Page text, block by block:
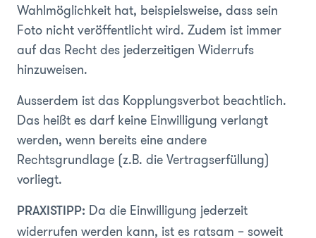
Wahlmöglichkeit hat, beispielsweise, dass sein
Foto nicht veröffentlicht wird. Zudem ist immer
auf das Recht des jederzeitigen Widerrufs
hinzuweisen.
Ausserdem ist das Kopplungsverbot beachtlich.
Das heißt es darf keine Einwilligung verlangt
werden, wenn bereits eine andere
Rechtsgrundlage (z.B. die Vertragserfüllung)
vorliegt.
PRAXISTIPP: Da die Einwilligung jederzeit
widerrufen werden kann, ist es ratsam – soweit